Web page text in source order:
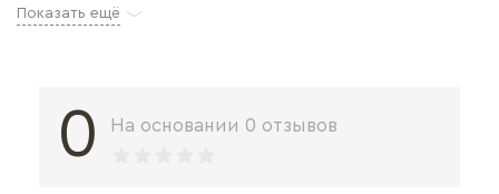
рукава, фигурная линия низа обработана тонкой
Показать ещё
0 На основании 0 отзывов